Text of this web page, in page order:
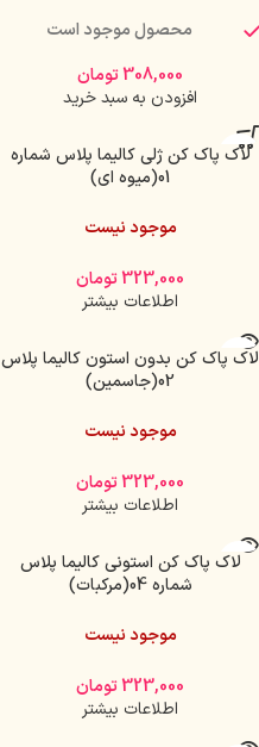
محصول موجود است
308,000تومان
افزودن به سبد خرید
لاک پاک کن ژلی کالیما پلاس شماره
01(میوه ای)
موجود نیست
323,000تومان
اطلاعات بیشتر
لاک پاک کن بدون استون کالیما پلاس
02(جاسمین)
موجود نیست
323,000تومان
اطلاعات بیشتر
لاک پاک کن استونی کالیما پلاس
شماره 04(مرکبات)
موجود نیست
323,000تومان
اطلاعات بیشتر